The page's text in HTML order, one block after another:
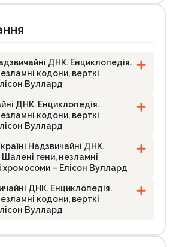
ДНК. Енциклопедія.
кодони, верткі
Вуллард
ДНК. Енциклопедія.
кодони, верткі
Вуллард
Надзвичайні ДНК.
гени, незламні
хромосоми – Елісон Вуллард
ДНК. Енциклопедія.
кодони, верткі
Вуллард
замовлення